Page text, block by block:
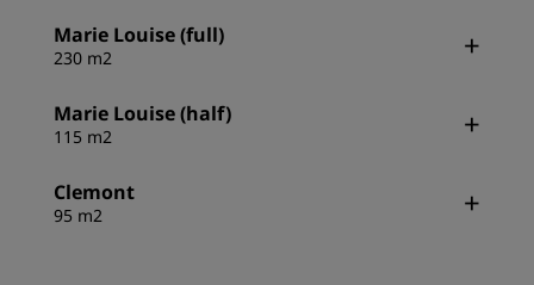
Marie Louise (full)
230 m2
Marie Louise (half)
115 m2
Clemont
95 m2